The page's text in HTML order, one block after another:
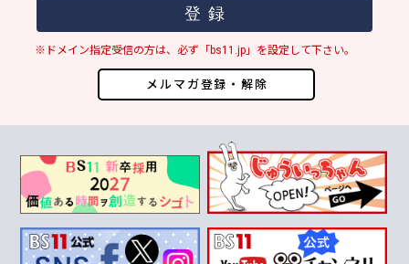
メルマガ登録・解除
※ドメイン指定受信の方は、必ず「bs11.jp」を設定して下さい。